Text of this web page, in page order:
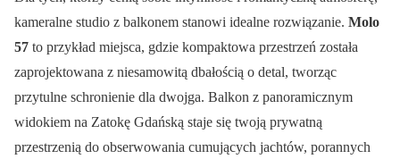
kameralne studio z balkonem stanowi idealne rozwiązanie. Molo
57 to przykład miejsca, gdzie kompaktowa przestrzeń została
zaprojektowana z niesamowitą dbałością o detal, tworząc
przytulne schronienie dla dwojga. Balkon z panoramicznym
widokiem na Zatokę Gdańską staje się twoją prywatną
przestrzenią do obserwowania cumujących jachtów, porannych